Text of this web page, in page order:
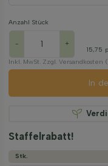
Anzahl Stück
- +
15,75
Inkl. MwSt. Zzgl.
In
Staffelrabatt!
Stk.